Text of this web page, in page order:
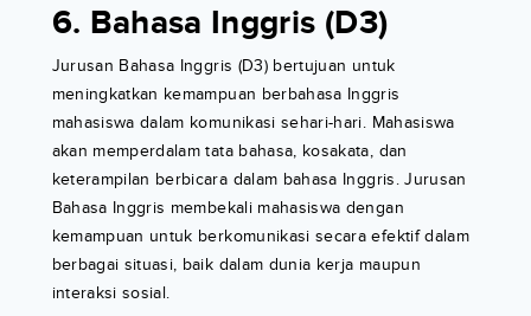
6. Bahasa Inggris (D3)
Jurusan Bahasa Inggris (D3) bertujuan untuk
meningkatkan kemampuan berbahasa Inggris
mahasiswa dalam komunikasi sehari-hari. Mahasiswa
akan memperdalam tata bahasa, kosakata, dan
keterampilan berbicara dalam bahasa Inggris. Jurusan
Bahasa Inggris membekali mahasiswa dengan
kemampuan untuk berkomunikasi secara efektif dalam
berbagai situasi, baik dalam dunia kerja maupun
interaksi sosial.